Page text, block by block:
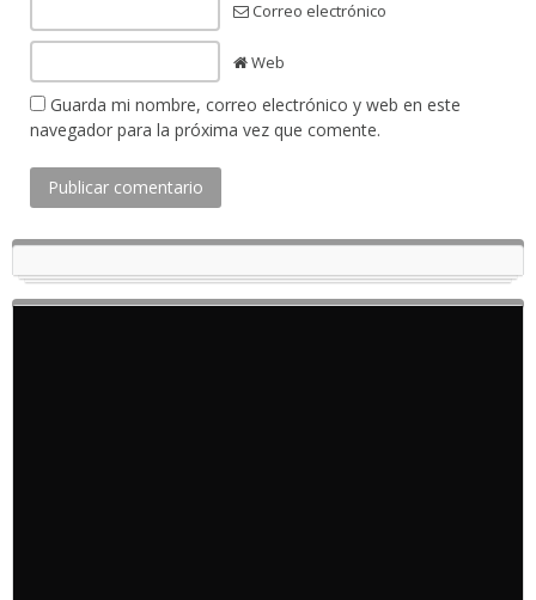
Correo electrónico
Web
Guarda mi nombre, correo electrónico y web en este
navegador para la próxima vez que comente.